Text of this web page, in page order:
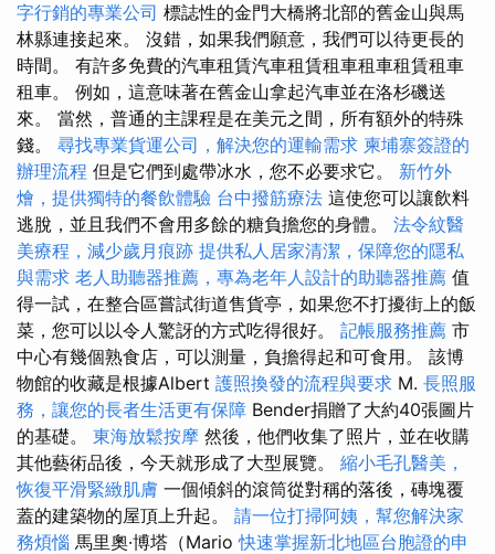
字行銷的專業公司 標誌性的金門大橋將北部的舊金山與馬
林縣連接起來。 沒錯，如果我們願意，我們可以待更長的
時間。 有許多免費的汽車租賃汽車租賃租車租車租賃租車
租車。 例如，這意味著在舊金山拿起汽車並在洛杉磯送
來。 當然，普通的主課程是在美元之間，所有額外的特殊
錢。 尋找專業貨運公司，解決您的運輸需求 柬埔寨簽證的
辦理流程 但是它們到處帶冰水，您不必要求它。 新竹外
燴，提供獨特的餐飲體驗 台中撥筋療法 這使您可以讓飲料
逃脫，並且我們不會用多餘的糖負擔您的身體。 法令紋醫
美療程，減少歲月痕跡 提供私人居家清潔，保障您的隱私
與需求 老人助聽器推薦，專為老年人設計的助聽器推薦 值
得一試，在整合區嘗試街道售貨亭，如果您不打擾街上的飯
菜，您可以以令人驚訝的方式吃得很好。 記帳服務推薦 市
中心有幾個熟食店，可以測量，負擔得起和可食用。 該博
物館的收藏是根據Albert 護照換發的流程與要求 M. 長照服
務，讓您的長者生活更有保障 Bender捐贈了大約40張圖片
的基礎。 東海放鬆按摩 然後，他們收集了照片，並在收購
其他藝術品後，今天就形成了大型展覽。 縮小毛孔醫美，
恢復平滑緊緻肌膚 一個傾斜的滾筒從對稱的落後，磚塊覆
蓋的建築物的屋頂上升起。 請一位打掃阿姨，幫您解決家
務煩惱 馬里奧·博塔（Mario快速掌握新北地區台胞證的申